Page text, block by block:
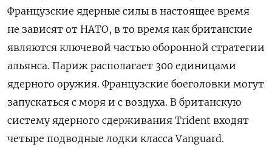
Французские ядерные силы в настоящее время
не зависят от НАТО, в то время как британские
являются ключевой частью оборонной стратегии
альянса. Париж располагает 300 единицами
ядерного оружия. Французские боеголовки могут
запускаться с моря и с воздуха. В британскую
систему ядерного сдерживания Trident входят
четыре подводные лодки класса Vanguard.